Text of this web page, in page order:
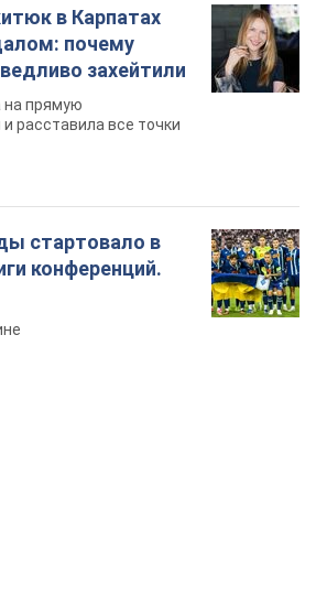
в Карпатах
почему
захейтили
прямую
расставила все точки
стартовало в
конференций.